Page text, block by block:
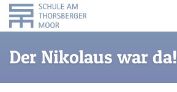
Der Nikolaus war da!